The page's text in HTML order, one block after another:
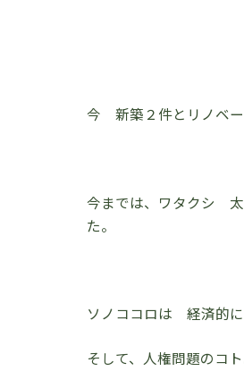
今 新築２件とリノベー
今までは、ワタクシ
た。
ソノココロは 経済的に
そして、人権問題のコト